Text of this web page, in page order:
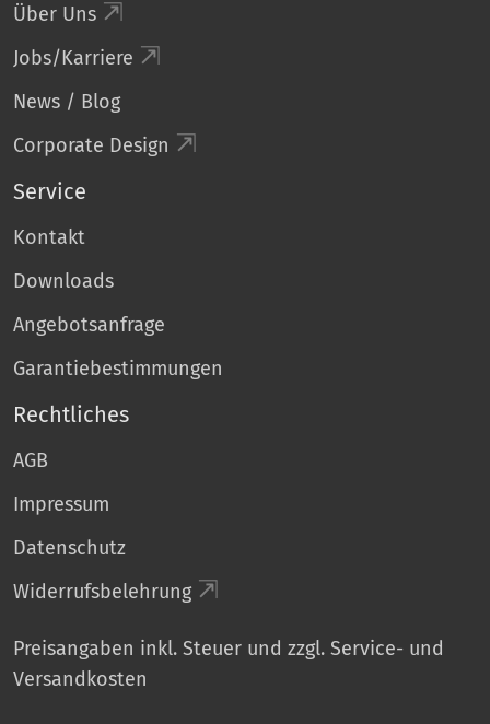
Über Uns
Jobs/Karriere
News / Blog
Corporate Design
Service
Kontakt
Downloads
Angebotsanfrage
Garantiebestimmungen
Rechtliches
AGB
Impressum
Datenschutz
Widerrufsbelehrung
Preisangaben inkl. Steuer und zzgl. Service- und
Versandkosten